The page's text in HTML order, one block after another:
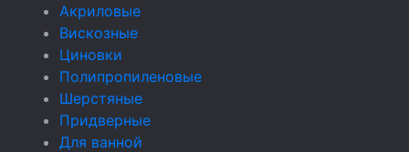
Акриловые
Вискозные
Циновки
Полипропиленовые
Шерстяные
Придверные
Для ванной